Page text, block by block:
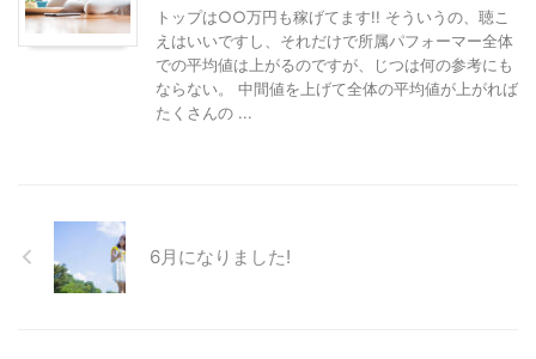
トップは○○万円も稼げてます!! そういうの、聴こ
えはいいですし、それだけで所属パフォーマー全体
での平均値は上がるのですが、じつは何の参考にも
ならない。 中間値を上げて全体の平均値が上がれば
たくさんの ...
6月になりました!